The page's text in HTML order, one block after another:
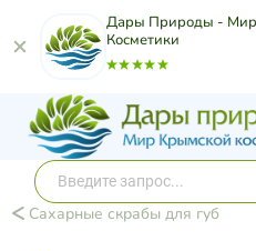
Дары Природы -
Косметики
Сахарные скрабы для губ